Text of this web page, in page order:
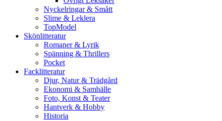
Nyckelringar & Smått
Slime & Leklera
TopModel
Skönlitteratur
Romaner & Lyrik
Spänning & Thrillers
Pocket
Facklitteratur
Djur, Natur & Trädgård
Ekonomi & Samhälle
Foto, Konst & Teater
Hantverk & Hobby
Historia